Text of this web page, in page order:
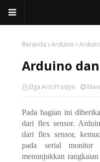
Beranda Arduino
Arduino
Elga Aris Prastyo
Pada bagian ini
dari flex sensor.
dari flex sensor,
pada serial
menunjukkan